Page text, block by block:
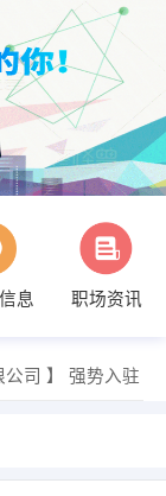
息
职场资讯
公司 】 强势入驻